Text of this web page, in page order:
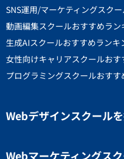
SNS運用/マーケティングスク
動画編集スクールおすすめラン
生成AIスクールおすすめランキ
女性向けキャリアスクールお
プログラミングスクールおす
Webデザインスクール
Webマーケティングス